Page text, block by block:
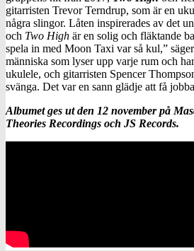
gitarristen Trevor Terndrup, som är en
några slingor. Låten inspirerades av det
och Two High är en solig och fläktande
spela in med Moon Taxi var så kul,”
människa som lyser upp varje rum och
ukulele, och gitarristen Spencer
svänga. Det var en sann glädje att få
Albumet ges ut den 12 november på
Theories Recordings och JS Records.